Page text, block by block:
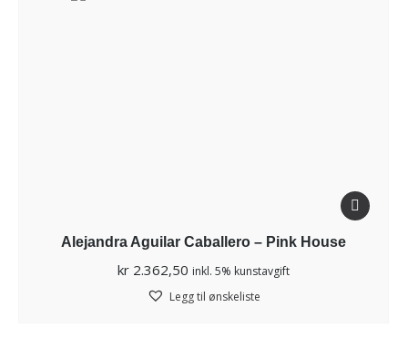
Alejandra Aguilar Caballero – Pink House
kr 2.362,50 inkl. 5% kunstavgift
Legg til ønskeliste